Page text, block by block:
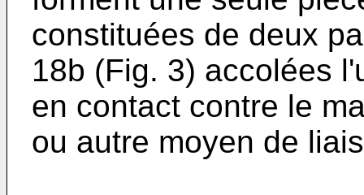
constituées de deux
18b (Fig. 3) accolées
en contact contre le
ou autre moyen de